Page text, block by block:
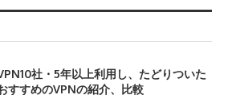
社・5年以上利用し、たどりついた
すすめのVPNの紹介、比較